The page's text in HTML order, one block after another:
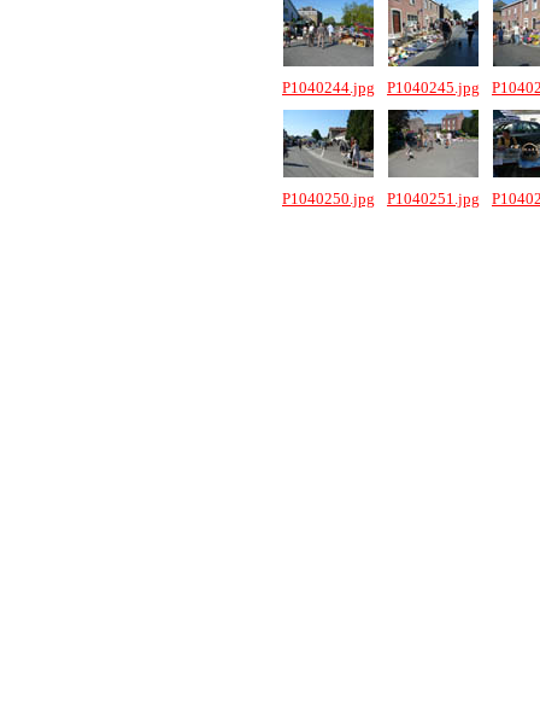
P1040244.jpg P1040245.jpg
P1040250.jpg P1040251.jpg